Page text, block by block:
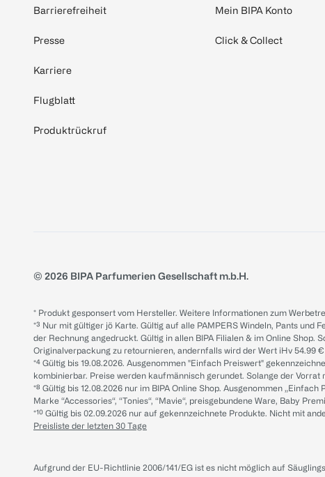
Barrierefreiheit
Presse
Karriere
Flugblatt
Produktrückruf
Mein BIPA Konto
Click & Collect
© 2026 BIPA Parfumerien Gesellschaft m.b.H.
* Produkt gesponsert vom Hersteller. Weitere Informationen zum
*³ Nur mit gültiger jö Karte. Gültig auf alle PAMPERS Windeln, Pants
der Rechnung angedruckt. Gültig in allen BIPA Filialen & im Online
Originalverpackung zu retournieren, andernfalls wird der Wert iHv 54.99
*⁴ Gültig bis 19.08.2026. Ausgenommen "Einfach Preiswert"
kombinierbar. Preise werden kaufmännisch gerundet. Solange der Vorrat
*⁸ Gültig bis 12.08.2026 nur im BIPA Online Shop. Ausgenommen
Marke “Accessories“, “Tonies“, “Mavie“, preisgebundene Ware, Baby
*¹⁰ Gültig bis 02.09.2026 nur auf gekennzeichnete Produkte. Nicht mit
Preisliste der letzten 30 Tage
Aufgrund der EU-Richtlinie 2006/141/EG ist es nicht möglich auf